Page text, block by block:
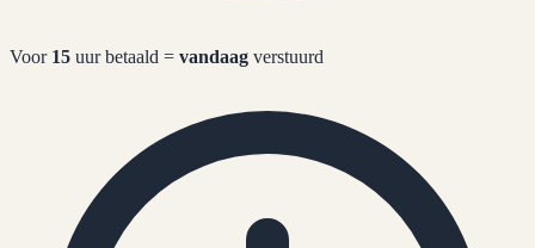
Voor 15 uur betaald = vandaag verstuurd